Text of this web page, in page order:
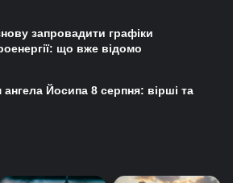
запровадити графіки
що вже відомо
Йосипа 8 серпня: вірші та